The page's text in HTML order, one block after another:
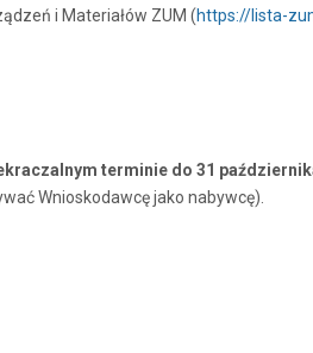
i Materiałów ZUM (https://lista-
terminie do 31
Wnioskodawcę jako nabywcę).